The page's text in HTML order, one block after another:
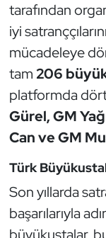
tarafından
iyi
mücadeleye
tam 206
platformda
Gürel, GM
Can ve GM
Türk
Son yıllarda
başarılarıyla
büyükustalar,
Genel
Golf
Güreş
Halter
Hava
Hentbol
İşitme